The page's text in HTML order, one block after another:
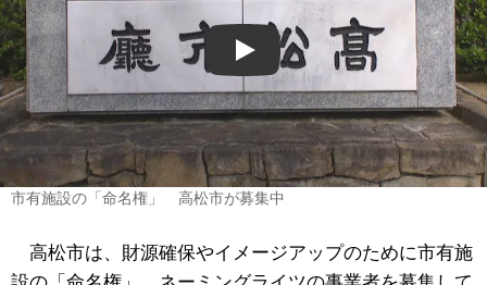
Play
市有施設の「命名権」 高松市が募集中
高松市は、財源確保やイメージアップのために市有施